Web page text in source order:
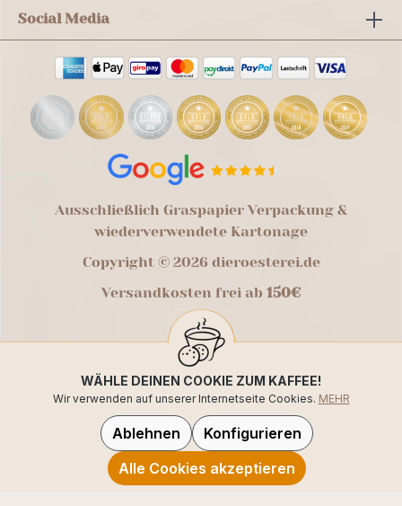
Social Media
Ausschließlich Graspapier Verpackung &
wiederverwendete Kartonage
Copyright © 2026 dieroesterei.de
Versandkosten frei ab 150€
WÄHLE DEINEN COOKIE ZUM KAFFEE!
Wir verwenden auf unserer Internetseite Cookies. MEHR
Ablehnen
Konfigurieren
Alle Cookies akzeptieren